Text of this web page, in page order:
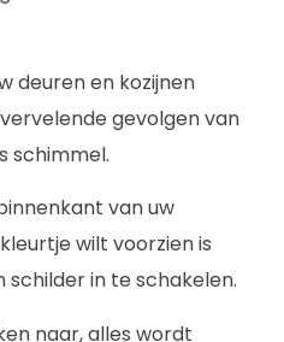
deuren en kozijnen
gevolgen van
schimmel.
van uw
wilt voorzien is
schilder in te schakelen.
naar, alles wordt